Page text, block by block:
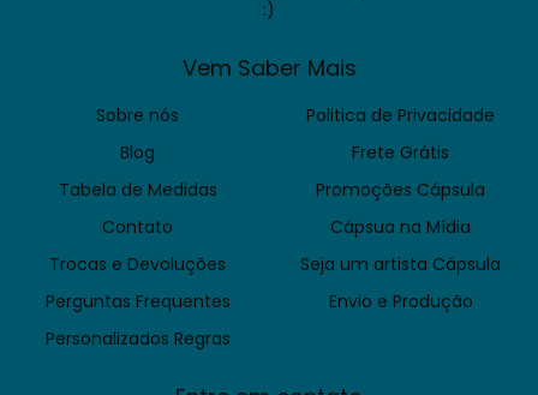
:)
Vem Saber Mais
Sobre nós
Blog
Tabela de Medidas
Contato
Trocas e Devoluções
Perguntas Frequentes
Personalizados Regras
Politica de Privacidade
Frete Grátis
Promoções Cápsula
Cápsua na Mídia
Seja um artista Cápsula
Envio e Produção